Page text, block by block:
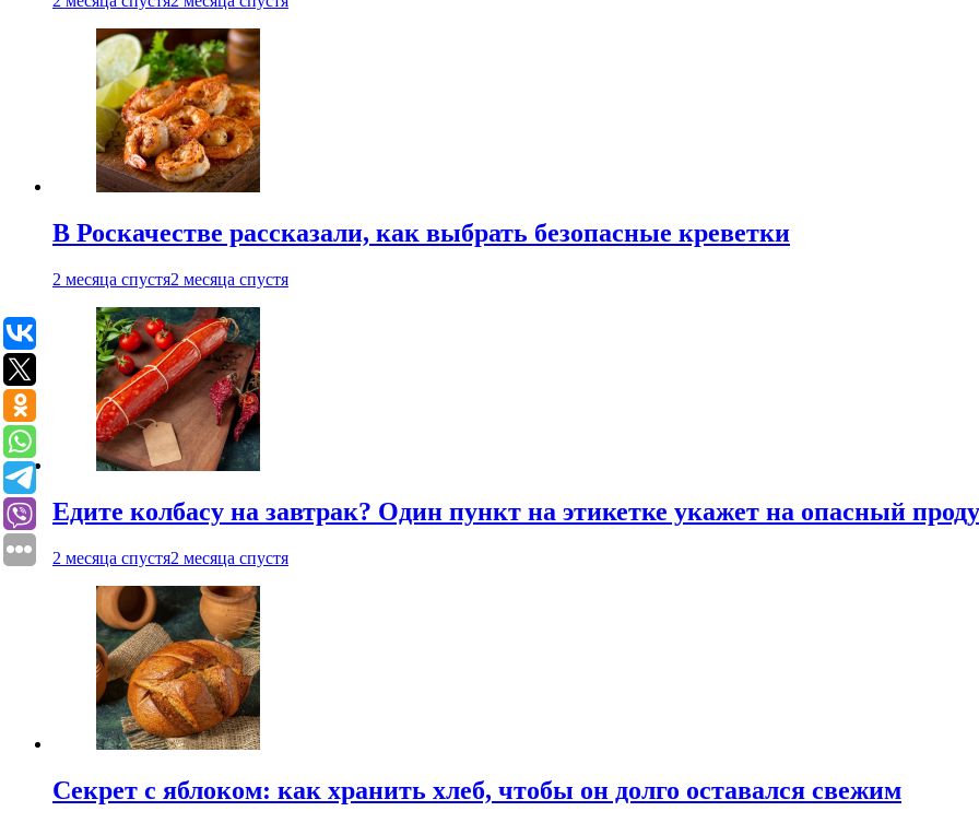
В Роскачестве рассказали, как выбрать безопасные креветки
2 месяца спустя2 месяца спустя
Едите колбасу на завтрак? Один пункт на этикетке укажет на опасный
2 месяца спустя2 месяца спустя
Секрет с яблоком: как хранить хлеб, чтобы он долго оставался свежим